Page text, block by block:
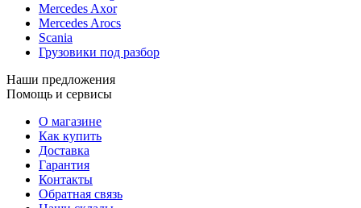
Mercedes Axor
Mercedes Arocs
Scania
Грузовики под разбор
Наши предложения
Помощь и сервисы
О магазине
Как купить
Доставка
Гарантия
Контакты
Обратная связь